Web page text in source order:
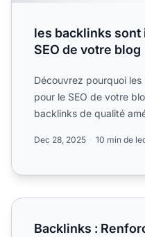
les backlinks
SEO de votre blog
Découvrez pourquoi
pour le SEO de votre
backlinks de qualité
Dec 28, 2025 10 min de
Backlinks : Renforcez
Backlinks :